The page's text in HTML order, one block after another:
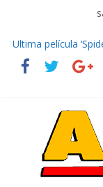
El costo de tener
decidir
Ultima película
La Vuelta al
La FEDAK recibe